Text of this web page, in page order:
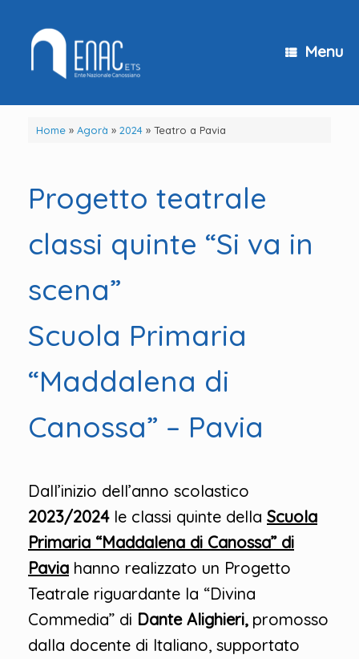
contenuto
Menu
Home» Agorà » 2024» Teatro a Pavia
Progetto teatrale
classi quinte “Si va in
scena”
Scuola Primaria
“Maddalena di
Canossa” – Pavia
Dall’inizio dell’anno scolastico
2023/2024le classi quinte della Scuola
Primaria “Maddalena di Canossa” di
Pavia hanno realizzato un Progetto
Teatrale riguardante la “Divina
Commedia” di Dante Alighieri,promosso
dalla docente di Italiano, supportato